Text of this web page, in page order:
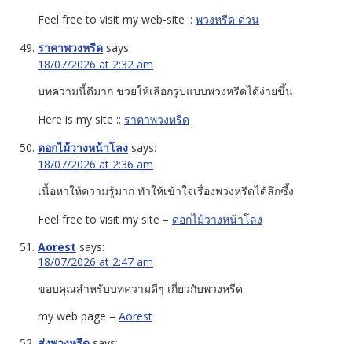
Feel free to visit my web-site :: พวงหรีด ด่วน
ราคาพวงหรีด says:
18/07/2026 at 2:32 am
บทความนี้ดีมาก ช่วยให้เลือกรูปแบบพวงหรีดได้ง่ายขึ้น
Here is my site :: ราคาพวงหรีด
ดอกไม้วางหน้าโลง says:
18/07/2026 at 2:36 am
เนื้อหาให้ความรู้มาก ทำให้เข้าใจเรื่องพวงหรีดได้ลึกซึ้ง
Feel free to visit my site – ดอกไม้วางหน้าโลง
Aorest says:
18/07/2026 at 2:47 am
ขอบคุณสำหรับบทความดีๆ เกี่ยวกับพวงหรีด
my web page – Aorest